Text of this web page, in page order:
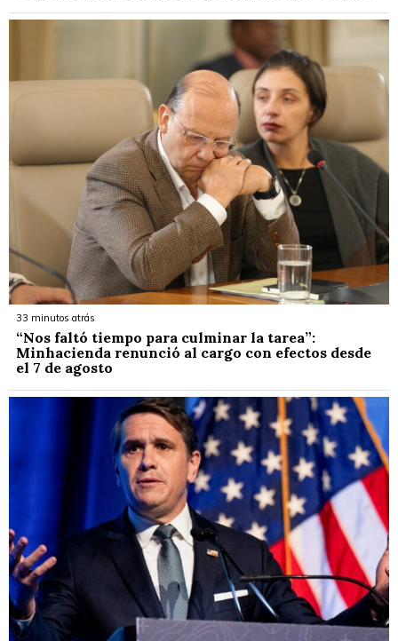
33 minutos atrás
“Nos faltó tiempo para culminar la tarea”:
Minhacienda renunció al cargo con efectos desde
el 7 de agosto